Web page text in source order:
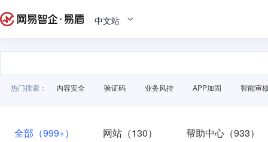
中文站
热门搜索： 内容安全 验证码 业务风控 APP加固 智能审
全部（999+） 网站（130） 帮助中心（933）